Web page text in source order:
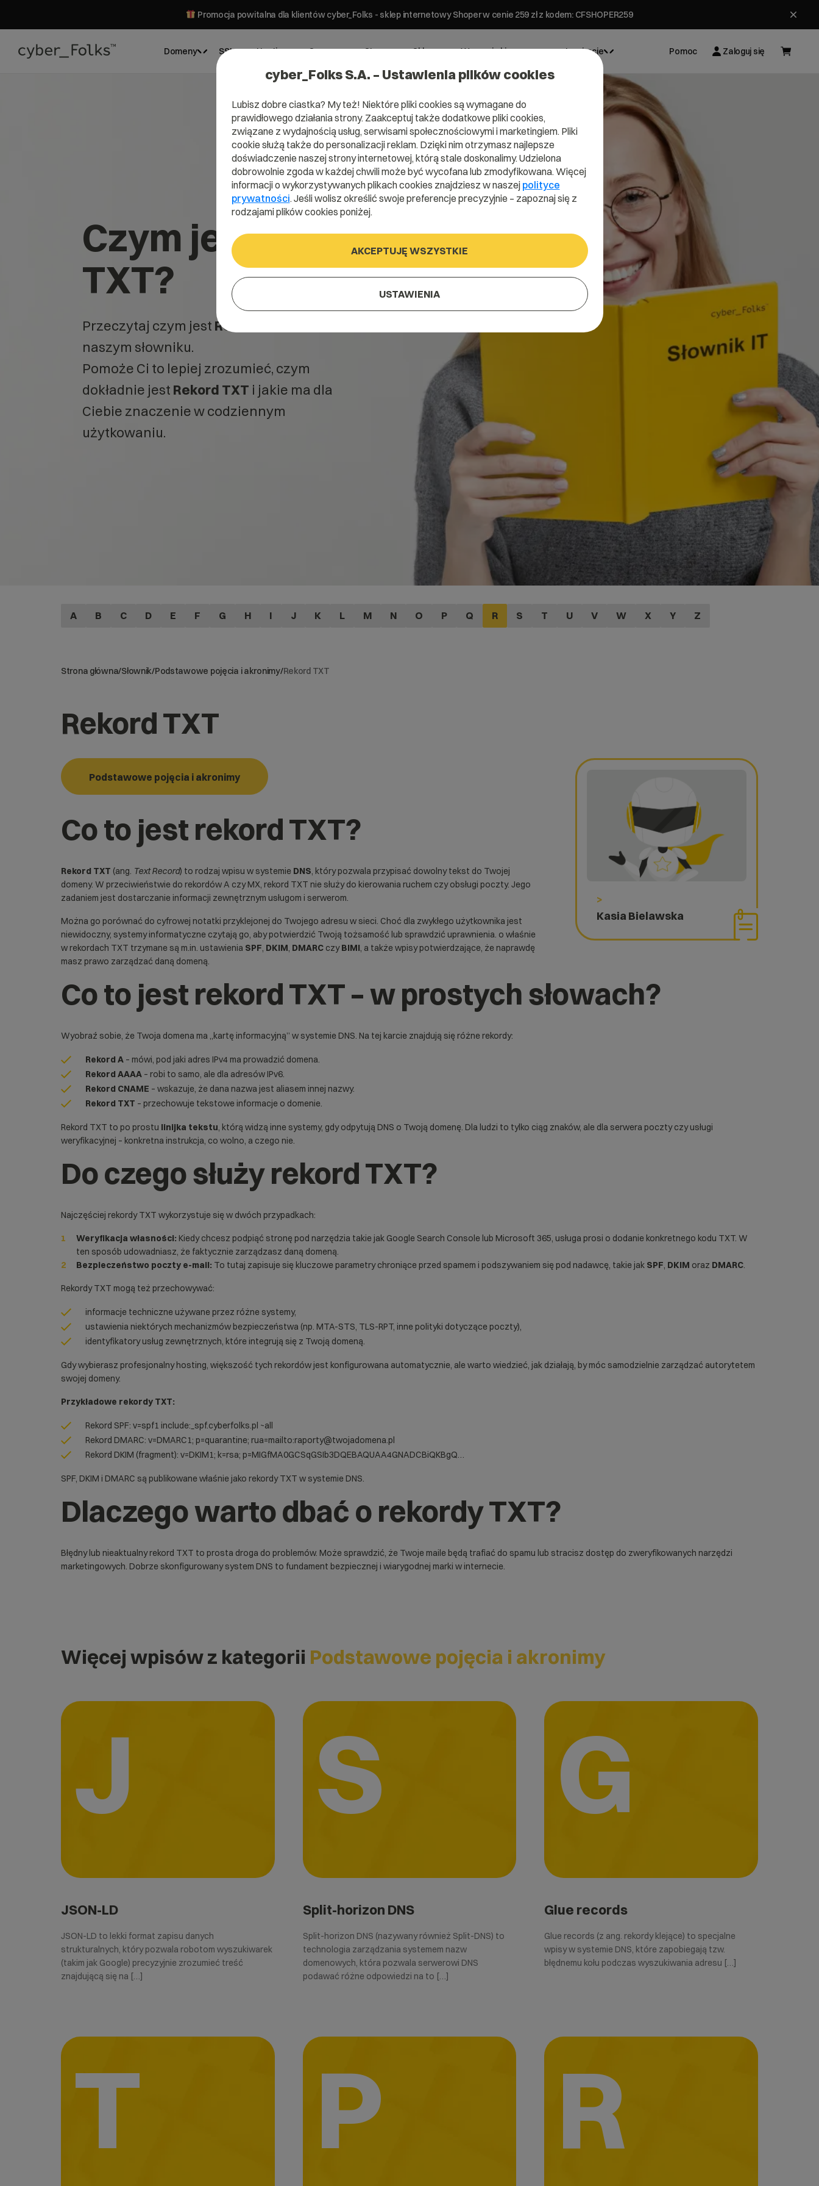
Promocja powitalna dla klientów cyber_Folks - sklep internetowy Shoper w cenie 259 zł z kodem: CFSHOPER259
Domeny SSL Hosting Serwery Strony Sklepy Wsparcie biznesowe Inspiracje Pomoc Zaloguj się
Czym jest Rekord
TXT?
Przeczytaj czym jest Rekord TXT
naszym słowniku.
Pomoże Ci to lepiej zrozumieć, czym
dokładnie jest Rekord TXT i jakie ma dla
Ciebie znaczenie w codziennym
użytkowaniu.
A B C D E F G H I J K L M N O P Q R S T U V W X Y Z
Strona główna/Słownik/Podstawowe pojęcia i akronimy/Rekord TXT
Rekord TXT
>
Kasia Bielawska
Podstawowe pojęcia i akronimy
Co to jest rekord TXT?
Rekord TXT (ang. Text Record) to rodzaj wpisu w systemie DNS, który pozwala przypisać dowolny tekst do Twojej
domeny. W przeciwieństwie do rekordów A czy MX, rekord TXT nie służy do kierowania ruchem czy obsługi poczty. Jego
zadaniem jest dostarczanie informacji zewnętrznym usługom i serwerom.
Można go porównać do cyfrowej notatki przyklejonej do Twojego adresu w sieci. Choć dla zwykłego użytkownika jest
niewidoczny, systemy informatyczne czytają go, aby potwierdzić Twoją tożsamość lub sprawdzić uprawnienia. o właśnie
w rekordach TXT trzymane są m.in. ustawienia SPF, DKIM, DMARC czyBIMI, a także wpisy potwierdzające, że naprawdę
masz prawo zarządzać daną domeną.
Co to jest rekord TXT – w prostych słowach?
Wyobraź sobie, że Twoja domena ma „kartę informacyjną” w systemie DNS. Na tej karcie znajdują się różne rekordy:
Rekord A – mówi, pod jaki adres IPv4 ma prowadzić domena.
Rekord AAAA – robi to samo, ale dla adresów IPv6.
Rekord CNAME – wskazuje, że dana nazwa jest aliasem innej nazwy.
Rekord TXT – przechowuje tekstowe informacje o domenie.
Rekord TXT to po prostu linijka tekstu, którą widzą inne systemy, gdy odpytują DNS o Twoją domenę. Dla ludzi to tylko ciąg znaków, ale dla serwera poczty czy usługi
weryfikacyjnej – konkretna instrukcja, co wolno, a czego nie.
Do czego służy rekord TXT?
Najczęściej rekordy TXT wykorzystuje się w dwóch przypadkach:
Weryfikacja własności: Kiedy chcesz podpiąć stronę pod narzędzia takie jak Google Search Console lub Microsoft 365, usługa prosi o dodanie konkretnego kodu TXT. W
ten sposób udowadniasz, że faktycznie zarządzasz daną domeną.
Bezpieczeństwo poczty e-mail: To tutaj zapisuje się kluczowe parametry chroniące przed spamem i podszywaniem się pod nadawcę, takie jak SPF, DKIM oraz DMARC.
Rekordy TXT mogą też przechowywać:
informacje techniczne używane przez różne systemy,
ustawienia niektórych mechanizmów bezpieczeństwa (np. MTA-STS, TLS-RPT, inne polityki dotyczące poczty),
identyfikatory usług zewnętrznych, które integrują się z Twoją domeną.
Gdy wybierasz profesjonalny hosting, większość tych rekordów jest konfigurowana automatycznie, ale warto wiedzieć, jak działają, by móc samodzielnie zarządzać autorytetem
swojej domeny.
Przykładowe rekordy TXT:
Rekord SPF: v=spf1 include:_spf.cyberfolks.pl ~all
Rekord DMARC: v=DMARC1; p=quarantine; rua=mailto:raporty@twojadomena.pl
Rekord DKIM (fragment): v=DKIM1; k=rsa; p=MIGfMA0GCSqGSIb3DQEBAQUAA4GNADCBiQKBgQ…
SPF, DKIM i DMARC są publikowane właśnie jako rekordy TXT w systemie DNS.
Dlaczego warto dbać o rekordy TXT?
Błędny lub nieaktualny rekord TXT to prosta droga do problemów. Może sprawdzić, że Twoje maile będą trafiać do spamu lub stracisz dostęp do zweryfikowanych narzędzi
marketingowych. Dobrze skonfigurowany system DNS to fundament bezpiecznej i wiarygodnej marki w internecie.
Więcej wpisów z kategorii Podstawowe pojęcia i akronimy
J
JSON-LD
JSON-LD to lekki format zapisu danych
strukturalnych, który pozwala robotom wyszukiwarek
(takim jak Google) precyzyjnie zrozumieć treść
znajdującą się na […]
S
Split-horizon DNS
Split-horizon DNS (nazywany również Split-DNS) to
technologia zarządzania systemem nazw
domenowych, która pozwala serwerowi DNS
podawać różne odpowiedzi na to […]
G
Glue records
Glue records (z ang. rekordy klejące) to specjalne
wpisy w systemie DNS, które zapobiegają tzw.
błędnemu kołu podczas wyszukiwania adresu […]
T P R
cyber_Folks S.A. – Ustawienia plików cookies
Lubisz dobre ciastka? My też! Niektóre pliki cookies są wymagane do
prawidłowego działania strony. Zaakceptuj także dodatkowe pliki cookies,
związane z wydajnością usług, serwisami społecznościowymi i marketingiem. Pliki
cookie służą także do personalizacji reklam. Dzięki nim otrzymasz najlepsze
doświadczenie naszej strony internetowej, którą stale doskonalimy. Udzielona
dobrowolnie zgoda w każdej chwili może być wycofana lub zmodyfikowana. Więcej
informacji o wykorzystywanych plikach cookies znajdziesz w naszej polityce
prywatności. Jeśli wolisz określić swoje preferencje precyzyjnie – zapoznaj się z
rodzajami plików cookies poniżej.
AKCEPTUJĘ WSZYSTKIE
USTAWIENIA